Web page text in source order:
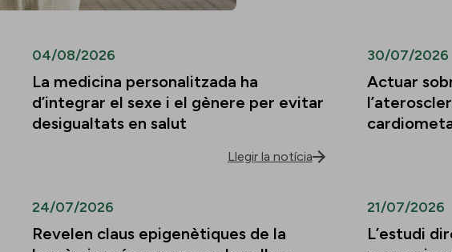
04/08/2026
La medicina personalitzada ha
d’integrar el sexe i el gènere per evitar
desigualtats en salut
Llegir la notícia
30/07/2026
Actuar
24/07/2026
Revelen claus epigenètiques de la
21/07/2026
L’estudi